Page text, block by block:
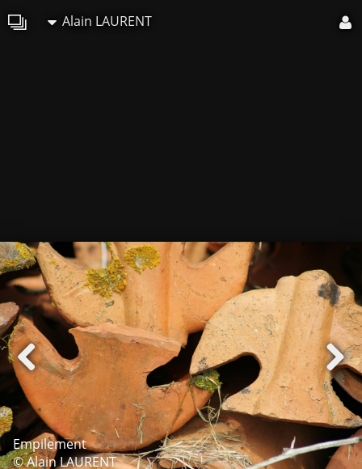
Alain LAURENT
Empilement
© Alain LAURENT